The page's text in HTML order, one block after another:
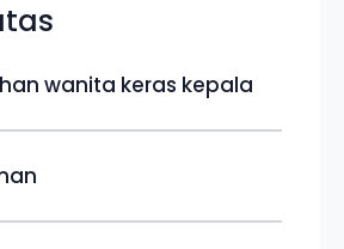
wanita keras kepala